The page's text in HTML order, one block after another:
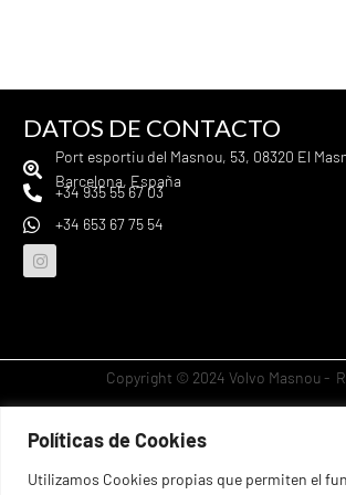
Políticas de Cookies
Utilizamos Cookies propias que permiten el
DATOS DE CONTACTO
Port esportiu del Masnou, 53, 08320 El
Barcelona, España
+34 935 55 67 03
+34 653 67 75 54
Copyright © 2024 Volvo Masnou -
Abrir chat